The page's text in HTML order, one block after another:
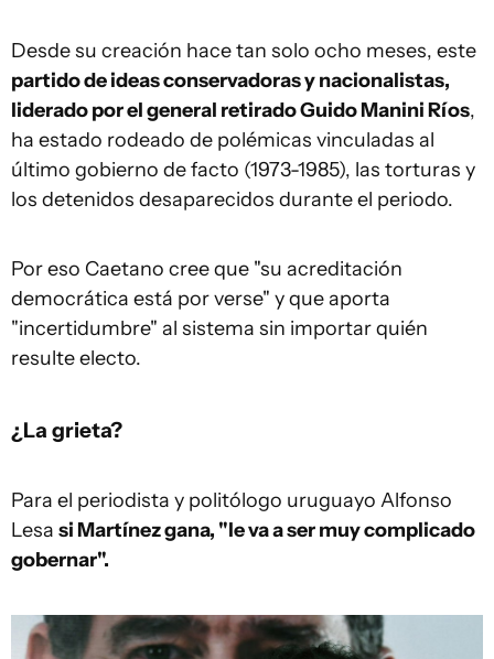
Desde su creación hace tan solo ocho meses, este
partido de ideas conservadoras y nacionalistas,
liderado por el general retirado Guido Manini Ríos,
ha estado rodeado de polémicas vinculadas al
último gobierno de facto (1973-1985), las torturas y
los detenidos desaparecidos durante el periodo.
Por eso Caetano cree que "su acreditación
democrática está por verse" y que aporta
"incertidumbre" al sistema sin importar quién
resulte electo.
¿La grieta?
Para el periodista y politólogo uruguayo Alfonso
Lesa si Martínez gana, "le va a ser muy complicado
gobernar".